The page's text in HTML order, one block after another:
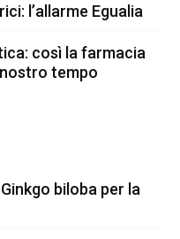
l’allarme Egualia
così la farmacia
tempo
biloba per la